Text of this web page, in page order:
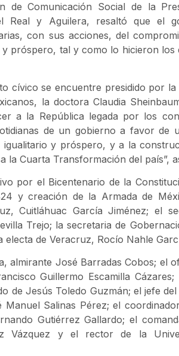
de Comunicación Social de la
Real y Aguilera, resaltó que el
con sus acciones, del
próspero, tal y como lo hicieron los
cívico se encuentre presidido por
la doctora Claudia
a la República legada por los
de un gobierno a favor de
y próspero, y a la
la Cuarta Transformación del país”,
por el Bicentenario de la
y creación de la Armada de
Cuitláhuac García Jiménez; el
Trejo; la secretaria de
de Veracruz, Rocío Nahle
almirante José Barradas Cobos; el
Guillermo Escamilla
de Jesús Toledo Guzmán; el jefe
Salinas Pérez; el
Gutiérrez Gallardo; el
Vázquez y el rector de la